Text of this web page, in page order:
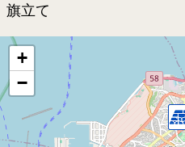
旗立て
+
−